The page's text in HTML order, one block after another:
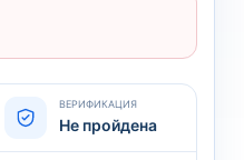
ВЕРИФИКАЦИЯ
Не пройдена